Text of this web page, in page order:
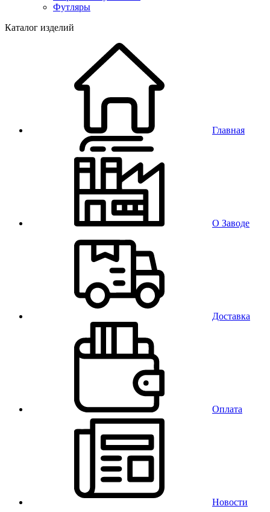
Футляры
Каталог изделий
Главная
О Заводе
Доставка
Оплата
Новости